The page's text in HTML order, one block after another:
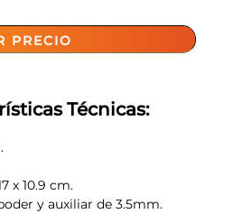
PRECIO
Técnicas:
x 10.9 cm.
y auxiliar de 3.5mm.